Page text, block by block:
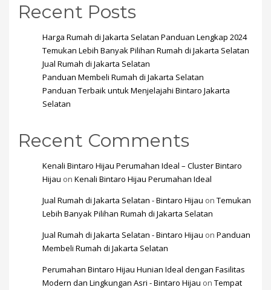
Recent Posts
Harga Rumah di Jakarta Selatan Panduan Lengkap 2024
Temukan Lebih Banyak Pilihan Rumah di Jakarta Selatan
Jual Rumah di Jakarta Selatan
Panduan Membeli Rumah di Jakarta Selatan
Panduan Terbaik untuk Menjelajahi Bintaro Jakarta
Selatan
Recent Comments
Kenali Bintaro Hijau Perumahan Ideal – Cluster Bintaro
Hijau on Kenali Bintaro Hijau Perumahan Ideal
Jual Rumah di Jakarta Selatan - Bintaro Hijau on Temukan
Lebih Banyak Pilihan Rumah di Jakarta Selatan
Jual Rumah di Jakarta Selatan - Bintaro Hijau on Panduan
Membeli Rumah di Jakarta Selatan
Perumahan Bintaro Hijau Hunian Ideal dengan Fasilitas
Modern dan Lingkungan Asri - Bintaro Hijau on Tempat